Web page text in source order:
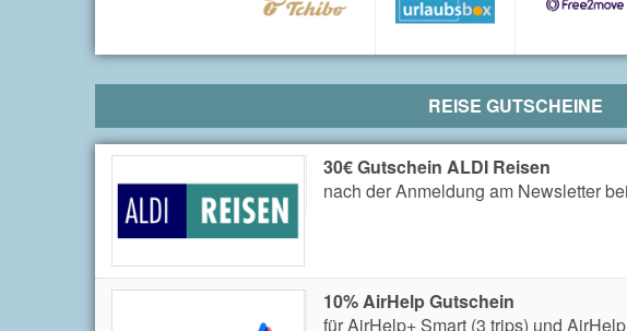
REISE GUTSCHEINE
30€ Gutschein ALDI Reisen
nach der Anmeldung am Newsletter bei
10% AirHelp Gutschein
für AirHelp+ Smart (3 trips) und